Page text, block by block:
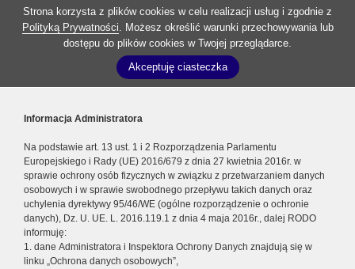
Strona korzysta z plików cookies w celu realizacji usług i zgodnie z
Polityką Prywatności. Możesz określić warunki przechowywania lub
dostępu do plików cookies w Twojej przeglądarce.
Akceptuję ciasteczka
Informacja Administratora
Na podstawie art. 13 ust. 1 i 2 Rozporządzenia Parlamentu
Europejskiego i Rady (UE) 2016/679 z dnia 27 kwietnia 2016r. w
sprawie ochrony osób fizycznych w związku z przetwarzaniem danych
osobowych i w sprawie swobodnego przepływu takich danych oraz
uchylenia dyrektywy 95/46/WE (ogólne rozporządzenie o ochronie
danych), Dz. U. UE. L. 2016.119.1 z dnia 4 maja 2016r., dalej RODO
informuję:
1. dane Administratora i Inspektora Ochrony Danych znajdują się w
linku „Ochrona danych osobowych”,